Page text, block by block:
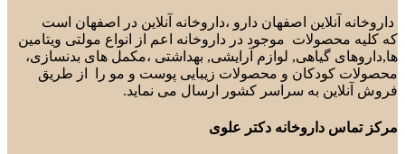
داروخانه آنلاین اصفهان دارو ،داروخانه آنلاین در اصفهان است
که کلیه محصولات موجود در داروخانه اعم از انواع مولتی ویتامین
ها,داروهای گیاهی, لوازم آرایشی, بهداشتی ،مکمل های بدنسازی،
محصولات کودکان و محصولات زیبایی پوست و مو را از طریق
فروش آنلاین به سراسر کشور ارسال می نماید.
مرکز تماس داروخانه دکتر علوی